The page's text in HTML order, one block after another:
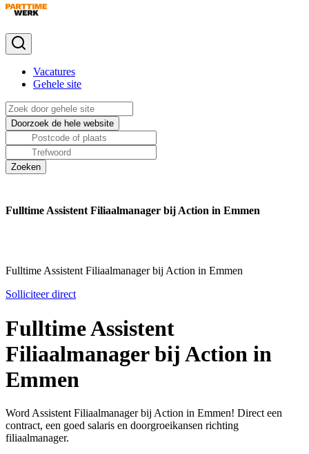
Vacatures
Gehele site
Fulltime Assistent Filiaalmanager bij Action in Emmen
Fulltime Assistent Filiaalmanager bij Action in Emmen
Solliciteer direct
Fulltime Assistent
Filiaalmanager bij Action in
Emmen
Word Assistent Filiaalmanager bij Action in Emmen! Direct een
contract, een goed salaris en doorgroeikansen richting
filiaalmanager.